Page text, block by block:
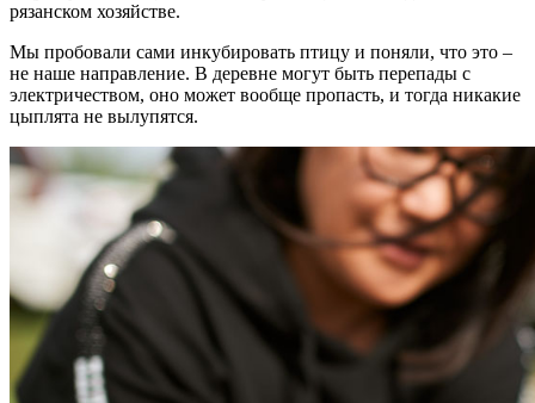
рязанском хозяйстве.
Мы пробовали сами инкубировать птицу и поняли, что это –
не наше направление. В деревне могут быть перепады с
электричеством, оно может вообще пропасть, и тогда никакие
цыплята не вылупятся.